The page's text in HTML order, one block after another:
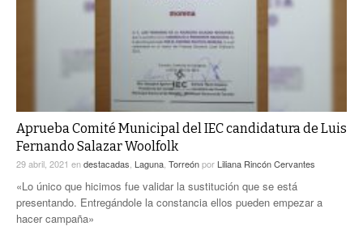
Aprueba Comité Municipal del IEC candidatura de Luis
Fernando Salazar Woolfolk
29 abril, 2021 endestacadas, Laguna, Torreónpor Liliana Rincón Cervantes
«Lo único que hicimos fue validar la sustitución que se está
presentando. Entregándole la constancia ellos pueden empezar a
hacer campaña»